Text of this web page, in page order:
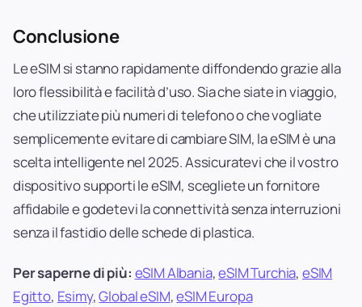
Conclusione
Le eSIM si stanno rapidamente diffondendo grazie alla
loro flessibilità e facilità d’uso. Sia che siate in viaggio,
che utilizziate più numeri di telefono o che vogliate
semplicemente evitare di cambiare SIM, la eSIM è una
scelta intelligente nel 2025. Assicuratevi che il vostro
dispositivo supporti le eSIM, scegliete un fornitore
affidabile e godetevi la connettività senza interruzioni
senza il fastidio delle schede di plastica.
Per saperne di più: eSIM Albania,eSIM Turchia, eSIM
Egitto, Esimy,Global eSIM,eSIM Europa